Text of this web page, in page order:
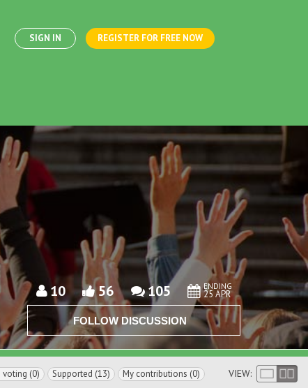
SIGN IN REGISTER FOR FREE NOW
10 56 105 ENDING
25 APR
FOLLOW DISCUSSION
voting (0) Supported (13) My contributions (0) VIEW: